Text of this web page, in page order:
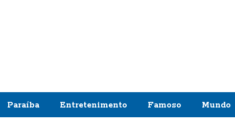
Paraíba Entretenimento Famoso Mundo